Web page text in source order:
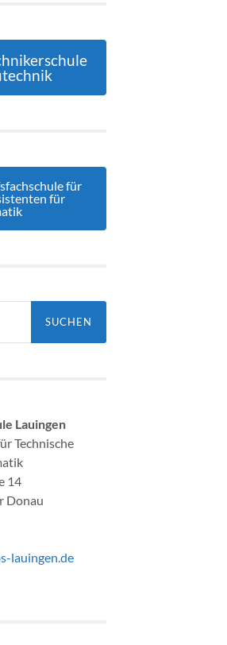
für
für
Lauingen
Technische
14
Donau
lauingen.de